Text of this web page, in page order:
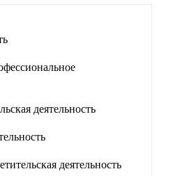
деятельность
деятельность